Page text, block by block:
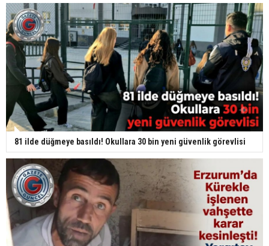
81 ilde düğmeye basıldı! Okullara 30 bin yeni güvenlik görevlisi